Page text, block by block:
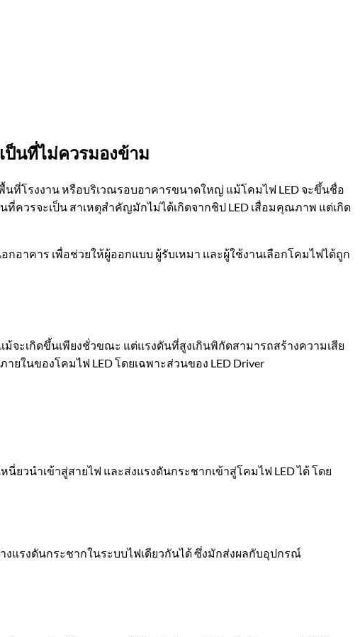
ป็นที่ไม่ควรมองข้าม
ที่โรงงาน หรือบริเวณรอบอาคารขนาดใหญ่ แม้โคมไฟ LED จะขึ้นชื่อ
ที่ควรจะเป็น สาเหตุสำคัญมักไม่ได้เกิดจากชิป LED เสื่อมคุณภาพ แต่เกิด
อาคาร เพื่อช่วยให้ผู้ออกแบบ ผู้รับเหมา และผู้ใช้งานเลือกโคมไฟได้ถูก
จะเกิดขึ้นเพียงชั่วขณะ แต่แรงดันที่สูงเกินพิกัดสามารถสร้างความเสีย
ในของโคมไฟ LED โดยเฉพาะส่วนของ LED Driver
ยวนำเข้าสู่สายไฟ และส่งแรงดันกระชากเข้าสู่โคมไฟ LED ได้ โดย
งแรงดันกระชากในระบบไฟเดียวกันได้ ซึ่งมักส่งผลกับอุปกรณ์